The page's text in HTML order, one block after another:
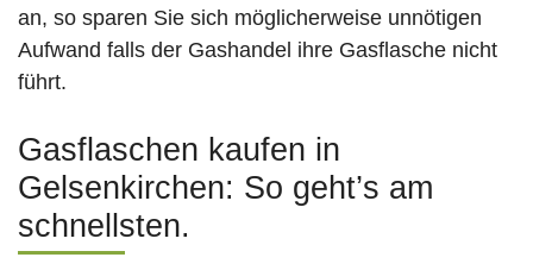
an, so sparen Sie sich möglicherweise unnötigen
Aufwand falls der Gashandel ihre Gasflasche nicht
führt.
Gasflaschen kaufen in
Gelsenkirchen: So geht’s am
schnellsten.